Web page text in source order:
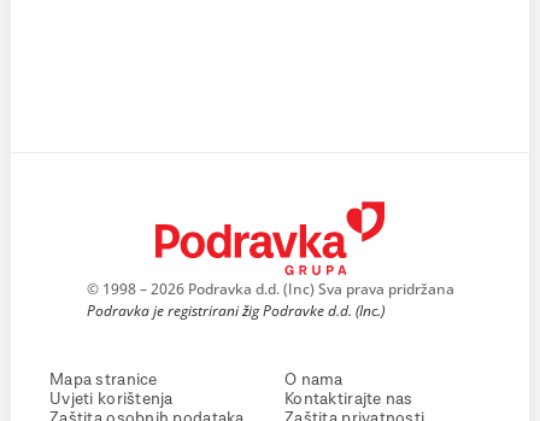
© 1998 – 2026 Podravka d.d. (Inc) Sva prava pridržana
Podravka je registrirani žig Podravke d.d. (Inc.)
Mapa stranice
Uvjeti korištenja
O nama
Kontaktirajte nas